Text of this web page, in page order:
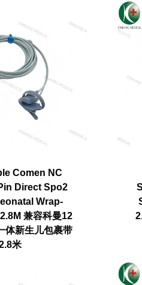
Comen NC
Direct Spo2
Wrap-
兼容科曼12
体新生儿包裹带
米